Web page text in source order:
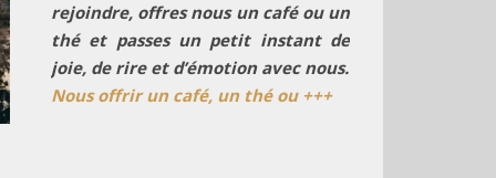
rejoindre, offres nous un café ou un
thé et passes un petit instant de
joie, de rire et d’émotion avec nous.
Nous offrir un café, un thé ou +++